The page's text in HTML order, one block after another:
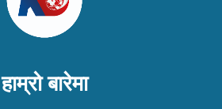
हाम्रो बारेमा